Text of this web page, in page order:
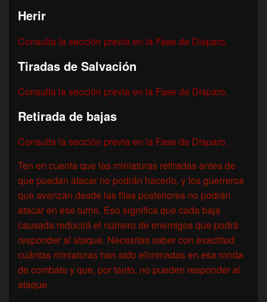
Herir
Consulta la sección previa en la Fase de Disparo.
Tiradas de Salvación
Consulta la sección previa en la Fase de Disparo.
Retirada de bajas
Consulta la sección previa en la Fase de Disparo.
Ten en cuenta que las miniaturas retiradas antes de
que puedan atacar no podrán hacerlo, y los guerreros
que avanzan desde las filas posteriores no podrán
atacar en ese turno. Eso significa que cada baja
causada reducirá el número de enemigos que podrá
responder al ataque. Necesitas saber con exactitud
cuántas miniaturas han sido eliminadas en esa ronda
de combate y que, por tanto, no pueden responder al
ataque.